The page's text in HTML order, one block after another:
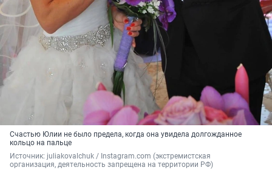
Счастью Юлии не было предела, когда она увидела долгожданное
кольцо на пальце
Источник: juliakovalchuk / Instagram.com (экстремистская
организация, деятельность запрещена на территории РФ)